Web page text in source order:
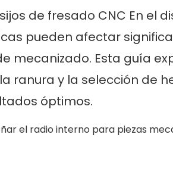
de fresado CNC En el
pueden afectar
mecanizado. Esta guía
ranura y la selección de
óptimos.